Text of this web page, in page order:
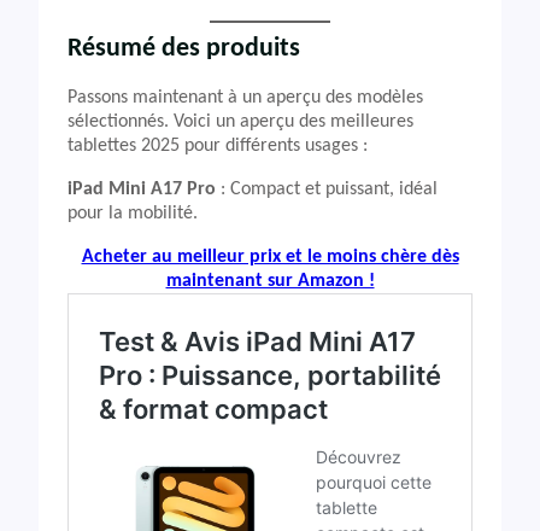
Résumé des produits
Passons maintenant à un aperçu des modèles
sélectionnés. Voici un aperçu des meilleures
tablettes 2025 pour différents usages :
iPad Mini A17 Pro : Compact et puissant, idéal
pour la mobilité.
Acheter au meilleur prix et le moins chère dès
maintenant sur Amazon !